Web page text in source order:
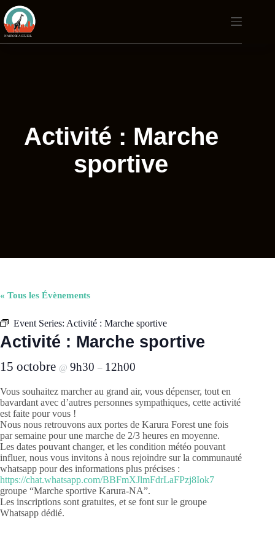
Passer
au
contenu
Activité : Marche
sportive
« Tous les Évènements
Event Series: Activité : Marche sportive
Activité : Marche sportive
15 octobre @ 9h30 – 12h00
Vous souhaitez marcher au grand air, vous dépenser, tout en
bavardant avec d’autres personnes sympathiques, cette activité
est faite pour vous !
Nous nous retrouvons aux portes de Karura Forest une fois
par semaine pour une marche de 2/3 heures en moyenne.
Les dates pouvant changer, et les condition météo pouvant
influer, nous vous invitons à nous rejoindre sur la communauté
whatsapp pour des informations plus précises :
https://chat.whatsapp.com/BBFmXJlmFdrLaFPzj8Iok7
groupe “Marche sportive Karura-NA”.
Les inscriptions sont gratuites, et se font sur le groupe
Whatsapp dédié.